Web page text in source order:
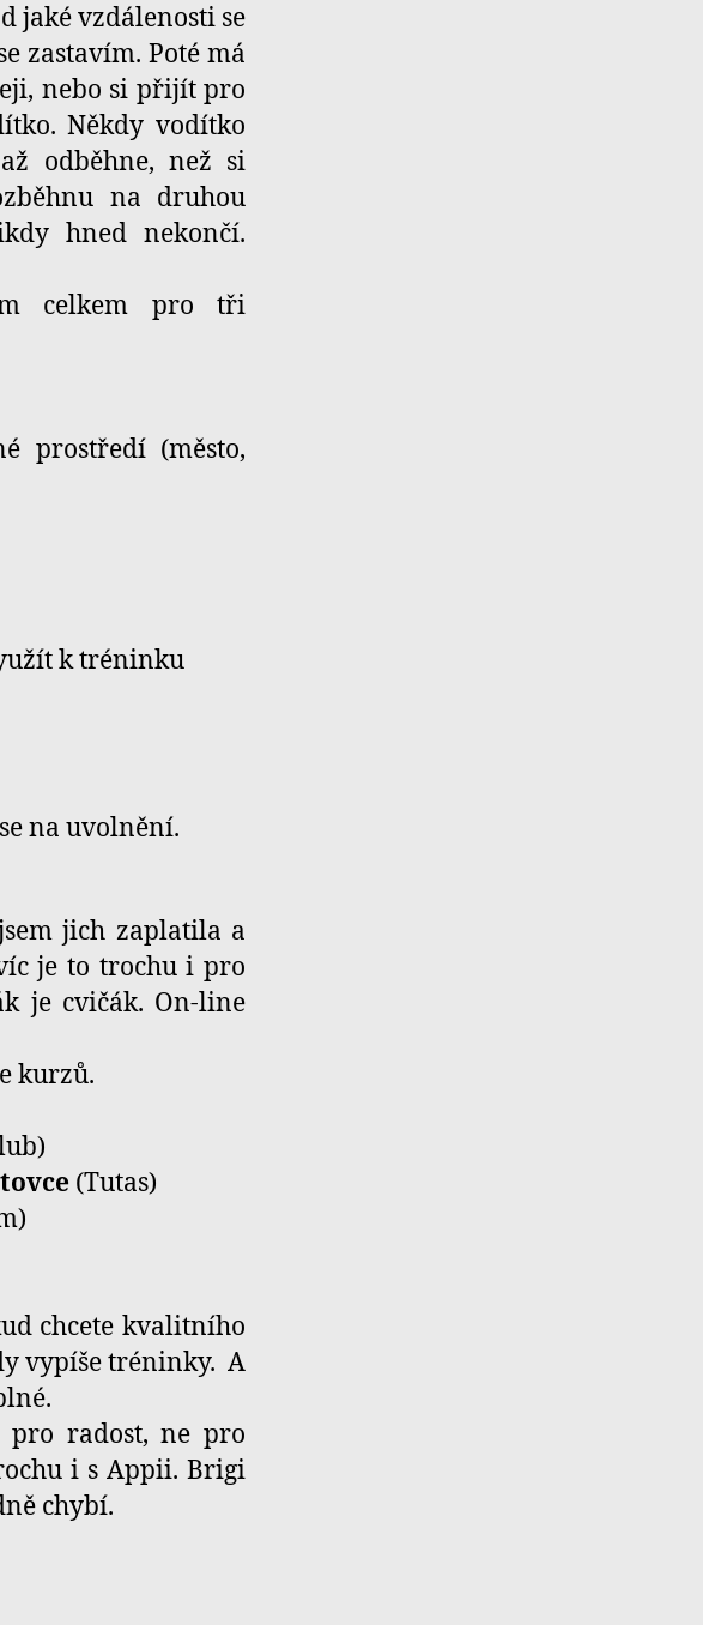
jaké vzdálenosti se
zastavím. Poté má
nebo si přijít pro
Někdy vodítko
odběhne, než si
na druhou
hned nekončí.
celkem pro tři
prostředí (město,
k tréninku
na uvolnění.
jich zaplatila a
je to trochu i pro
je cvičák. On-line
kurzů.
(Tutas)
chcete kvalitního
vypíše tréninky. A
pro radost, ne pro
i s Appii. Brigi
chybí.